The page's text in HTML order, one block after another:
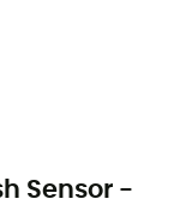
Sensor -
passagerna
vid en